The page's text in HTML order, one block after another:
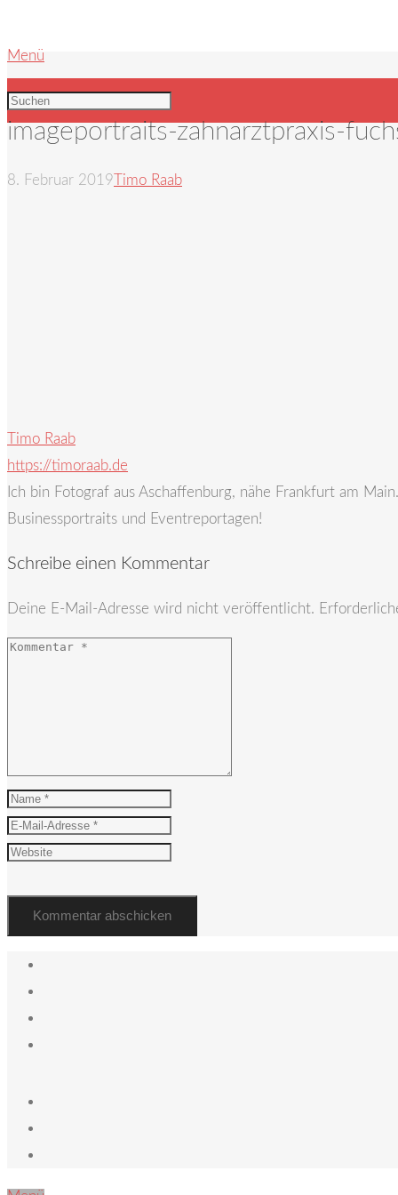
Menü
imageportraits-zahnarztpraxis-
8. Februar 2019 Timo Raab
Timo Raab
https://timoraab.de
Ich bin Fotograf aus Aschaffenburg, nähe Frankfurt am
Businessportraits und Eventreportagen!
Schreibe einen Kommentar
Deine E-Mail-Adresse wird nicht veröffentlicht.